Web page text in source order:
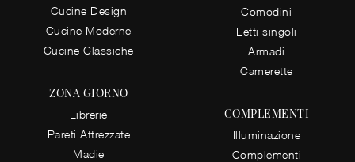
Cucine Design
Cucine Moderne
Cucine Classiche
ZONA GIORNO
Librerie
Pareti Attrezzate
Madie
Comodini
Letti singoli
Armadi
Camerette
COMPLEMENTI
Illuminazione
Complementi